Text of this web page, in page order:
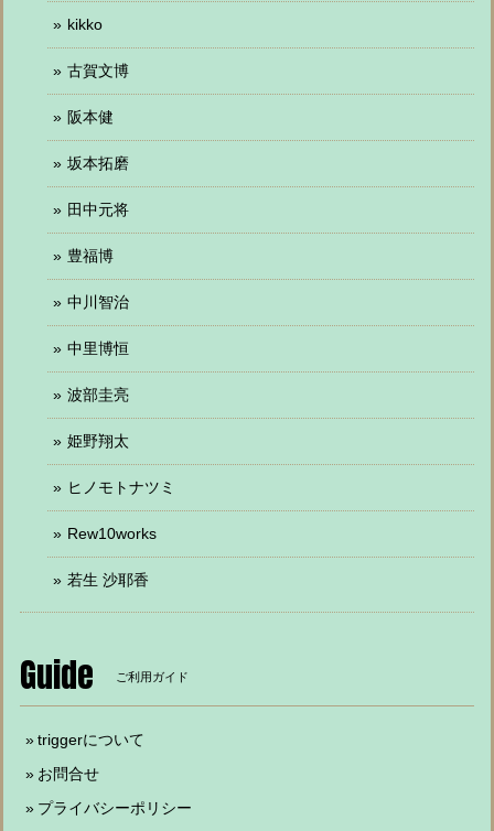
kikko
古賀文博
阪本健
坂本拓磨
田中元将
豊福博
中川智治
中里博恒
波部圭亮
姫野翔太
ヒノモトナツミ
Rew10works
若生 沙耶香
Guide ご利用ガイド
triggerについて
お問合せ
プライバシーポリシー